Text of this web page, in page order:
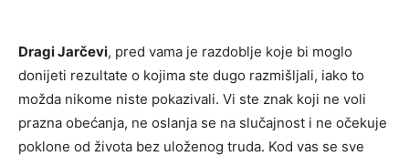
Dragi Jarčevi, pred vama je razdoblje koje bi moglo
donijeti rezultate o kojima ste dugo razmišljali, iako to
možda nikome niste pokazivali. Vi ste znak koji ne voli
prazna obećanja, ne oslanja se na slučajnost i ne očekuje
poklone od života bez uloženog truda. Kod vas se sve